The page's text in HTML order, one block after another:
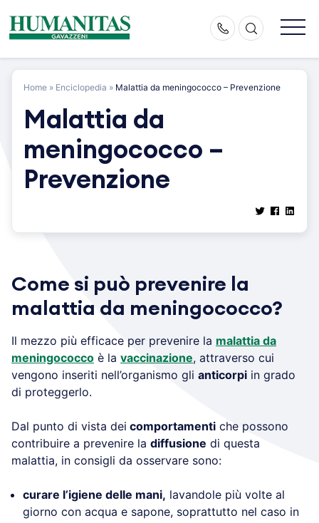
content
Home » Enciclopedia » Malattia da meningococco – Prevenzione
Malattia da
meningococco –
Prevenzione
Come si può prevenire la
malattia da meningococco?
Il mezzo più efficace per prevenire la malattia da
meningococco è la vaccinazione, attraverso cui
vengono inseriti nell’organismo gli anticorpi in grado
di proteggerlo.
Dal punto di vista dei comportamenti che possono
contribuire a prevenire la diffusione di questa
malattia, in consigli da osservare sono:
curare l’igiene delle mani, lavandole più volte al
giorno con acqua e sapone, soprattutto nel caso in